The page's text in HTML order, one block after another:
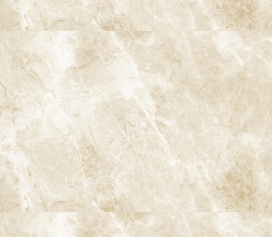
とり異なります。
むし歯の進行段階（C0〜C4）
むし歯は進行の程度によって、一般的に「C0〜C4」の5段階に分類
されます。どの段階で発見できるかによって、必要な治療内容や歯
の予後が大きく変わります。
C0：ごく初期のむし歯（脱灰）
エナメル質表面のミネラルが溶け始め、「白く濁って見える」
「艶がない」などの変化が出てくる段階です。まだ穴はあいてお
らず、痛みもありません。この時期は、適切なブラッシングやフ